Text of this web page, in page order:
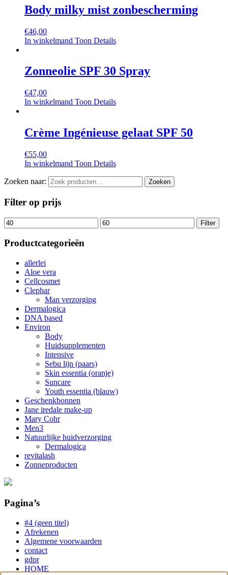
Body milky mist zonbescherming
€46,00
In winkelmand Toon Details
Zonneolie SPF 30 Spray
€47,00
In winkelmand Toon Details
Crème Ingénieuse gelaat SPF 50
€55,00
In winkelmand Toon Details
Zoeken naar: Zoeken
Filter op prijs
Filter
Productcategorieën
allerlei
Aloe vera
Cellcosmet
Clephar
Man verzorging
Dermalogica
DNA based
Environ
Body
Huidsupplementen
Intensive
Sebu lijn (paars)
Skin essentia (oranje)
Suncare
Youth essentia (blauw)
Geschenkbonnen
Jane iredale make-up
Mary Cohr
Men3
Natuurlijke huidverzorging
Dermalogica
revitalash
Zonneproducten
Pagina’s
#4 (geen titel)
Afrekenen
Algemene voorwaarden
contact
gdpr
HOME